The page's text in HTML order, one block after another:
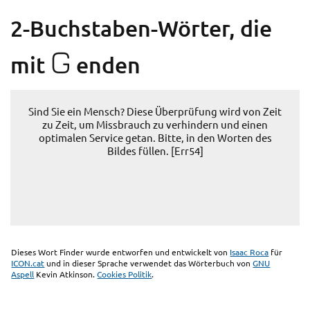
2-Buchstaben-Wörter, die
mit G enden
Sind Sie ein Mensch? Diese Überprüfung wird von Zeit
zu Zeit, um Missbrauch zu verhindern und einen
optimalen Service getan. Bitte, in den Worten des
Bildes füllen. [Err54]
Dieses Wort Finder wurde entworfen und entwickelt von Isaac Roca für
ICON.catund in dieser Sprache verwendet das Wörterbuch vonGNU
Aspell Kevin Atkinson.Cookies Politik.